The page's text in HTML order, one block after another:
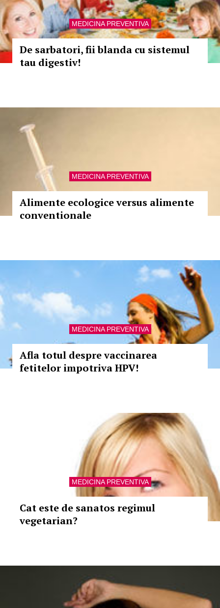
MEDICINA PREVENTIVA
De sarbatori, fii blanda cu sistemul
tau digestiv!
MEDICINA PREVENTIVA
Alimente ecologice versus alimente
conventionale
MEDICINA PREVENTIVA
Afla totul despre vaccinarea
fetitelor impotriva HPV!
MEDICINA PREVENTIVA
Cat este de sanatos regimul
vegetarian?